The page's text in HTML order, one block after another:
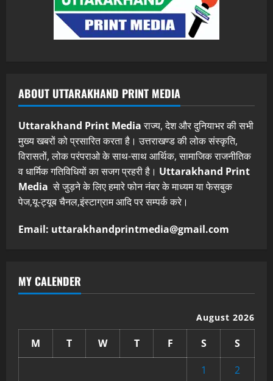
ABOUT UTTARAKHAND PRINT MEDIA
Uttarakhand Print Mediaराज्य, देश और दुनियाभर की सभी
मुख्य खबरों को प्रसारित करता है। उत्तराखण्ड की लोक संस्कृति,
विरासतों, लोक परंपराओ के साथ-साथ आर्थिक, सामाजिक राजनीतिक
व धार्मिक गतिविधियों का सजग प्रहरी है। Uttarakhand Print
Media से जुड़ने के लिए हमारे फोन नंबर के माध्यम या फेसबुक
पेज,यू-ट्यूब चैनल,इंस्टाग्राम आदि पर सम्पर्क करे।
Email: uttarakhandprintmedia@gmail.com
MY CALENDER
August 2026
M T W T F S
S
1
2